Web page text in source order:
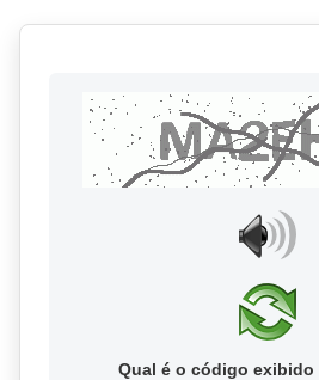
Qual é o código exibido